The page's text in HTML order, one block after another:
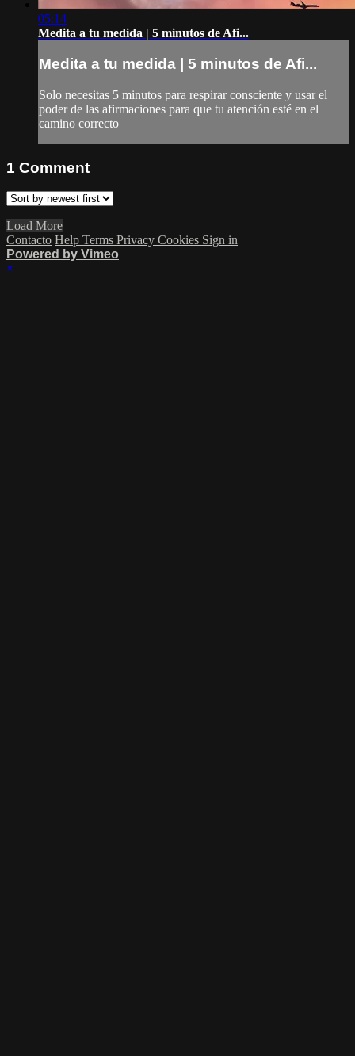
05:14
Medita a tu medida | 5 minutos de Afi...
Medita a tu medida | 5 minutos de Afi...
Solo necesitas 5 minutos para respirar consciente y usar el
poder de las afirmaciones para que tu atención esté en el
camino correcto
1 Comment
Load More
Contacto Help Terms Privacy Cookies Sign in
Powered by Vimeo
×